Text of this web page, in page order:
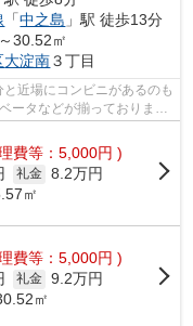
「中之島 」駅 徒歩13分
30.52㎡
大淀南３丁目
近場にコンビニがあるのも
ータなどが揃っておりま
費等：5,000円 )
礼金 8.2万円
㎡
費等：5,000円 )
礼金 9.2万円
㎡